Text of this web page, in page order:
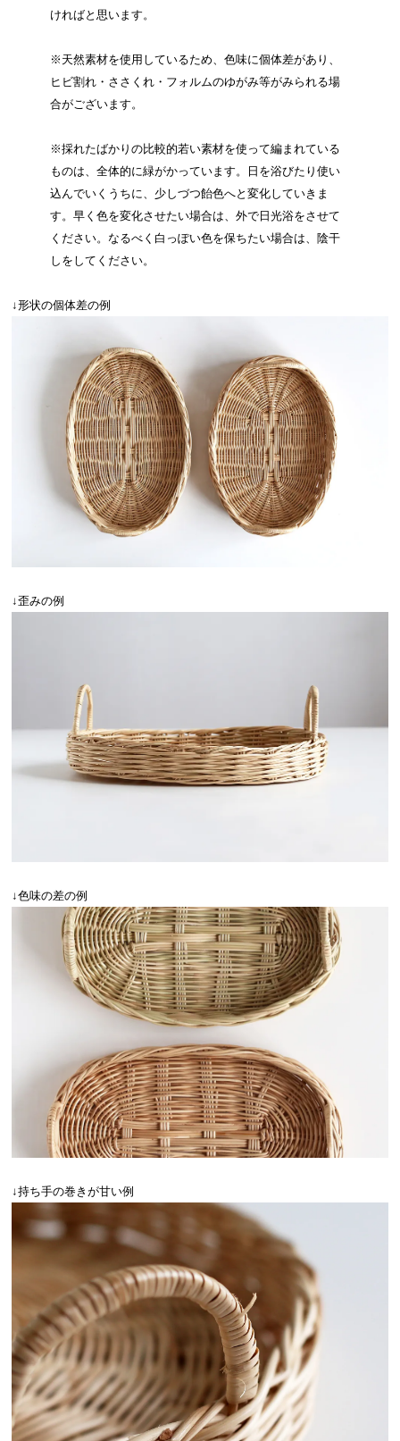
ければと思います。
※天然素材を使用しているため、色味に個体差があり、
ヒビ割れ・ささくれ・フォルムのゆがみ等がみられる場
合がございます。
※採れたばかりの比較的若い素材を使って編まれている
ものは、全体的に緑がかっています。日を浴びたり使い
込んでいくうちに、少しづつ飴色へと変化していきま
す。早く色を変化させたい場合は、外で日光浴をさせて
ください。なるべく白っぽい色を保ちたい場合は、陰干
しをしてください。
↓形状の個体差の例
↓歪みの例
↓色味の差の例
↓持ち手の巻きが甘い例